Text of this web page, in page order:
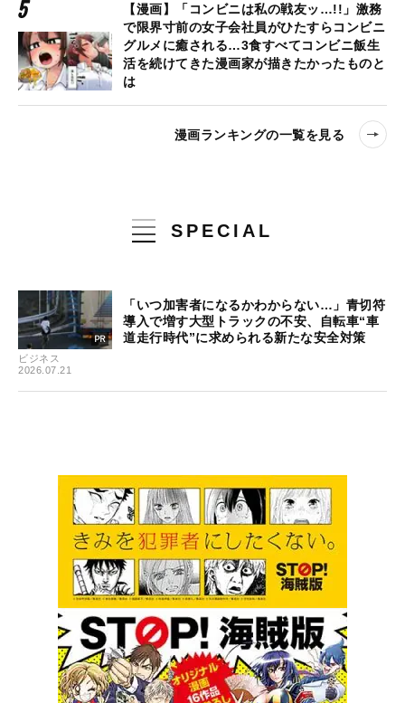
【漫画】「コンビニは私の戦友ッ…!!」激務
で限界寸前の女子会社員がひたすらコンビニ
グルメに癒される…3食すべてコンビニ飯生
活を続けてきた漫画家が描きたかったものと
は
漫画ランキングの一覧を見る
SPECIAL
ビジネス
2026.07.21
「いつ加害者になるかわからない…」青切符
導入で増す大型トラックの不安、自転車“車
道走行時代”に求められる新たな安全対策